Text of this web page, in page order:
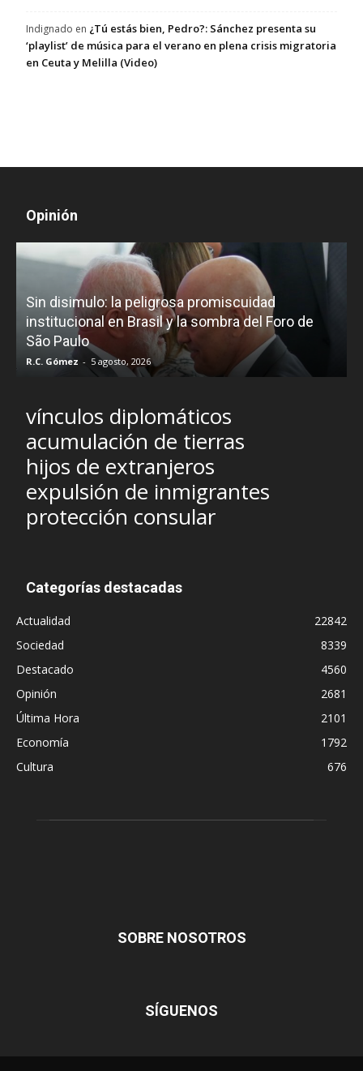
Indignado en ¿Tú estás bien, Pedro?: Sánchez presenta su
‘playlist’ de música para el verano en plena crisis migratoria
en Ceuta y Melilla (Video)
Opinión
Sin disimulo: la peligrosa promiscuidad
institucional en Brasil y la sombra del Foro de
São Paulo
R.C. Gómez - 5 agosto, 2026
vínculos diplomáticos
acumulación de tierras
hijos de extranjeros
expulsión de inmigrantes
protección consular
Categorías destacadas
Actualidad
22842
Sociedad
8339
Destacado
4560
Opinión
2681
Última Hora
2101
Economía
1792
Cultura
676
SOBRE NOSOTROS
SÍGUENOS